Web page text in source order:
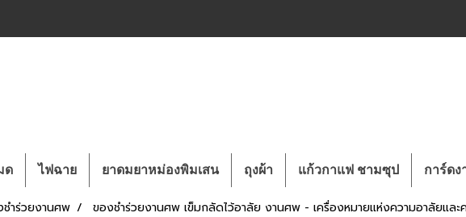
ด ไฟฉาย ยาดมยาหม่องพิมเสน ถุงผ้า แก้วกาแฟ ชามซุป การ์ด
ชำร่วยงานศพ ของชำร่วยงานศพ เข็มกลัดไว้อาลัย งานศพ - เครื่องหมายแห่งความอาลัยและ